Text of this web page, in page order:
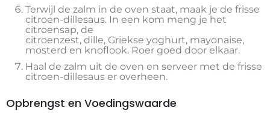
Terwijl de zalm in de oven staat, maak je de frisse
citroen-dillesaus. In een kom meng je het
citroensap, de
citroenzest, dille, Griekse yoghurt, mayonaise,
mosterd en knoflook. Roer goed door elkaar.
Haal de zalm uit de oven en serveer met de frisse
citroen-dillesaus er overheen.
Opbrengst en Voedingswaarde